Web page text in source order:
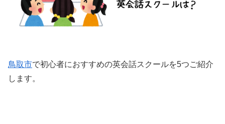
鳥取市で初心者におすすめの英会話スクールを5つご紹介
します。